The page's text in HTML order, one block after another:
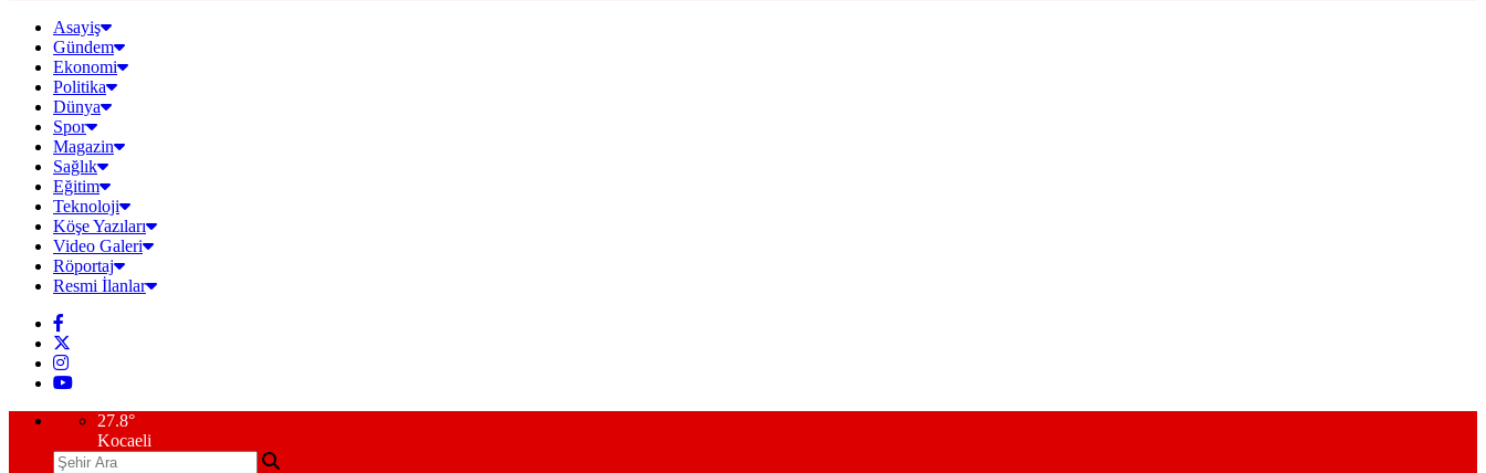
Asayiş
Gündem
Ekonomi
Politika
Dünya
Spor
Magazin
Sağlık
Eğitim
Teknoloji
Köşe Yazıları
Video Galeri
Röportaj
Resmi İlanlar
27.8°
Kocaeli